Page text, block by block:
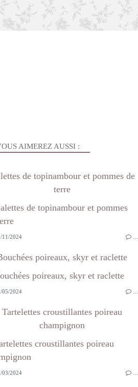
AIMEREZ AUSSI :
de topinambour et pommes de
terre
11/2024
poireaux, skyr et raclette
05/2024
Tartelettes croustillantes poireau
champignon
03/2024